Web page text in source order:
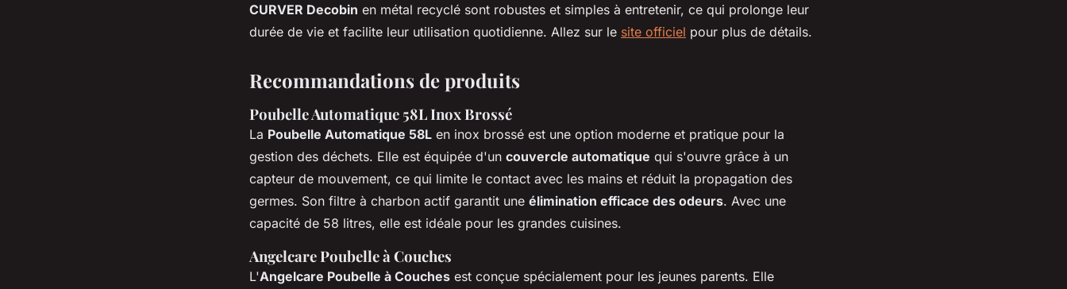
CURVER Decobin en métal recyclé sont robustes et simples à entretenir, ce qui prolonge leur
durée de vie et facilite leur utilisation quotidienne. Allez sur le site officiel pour plus de détails.
Recommandations de produits
Poubelle Automatique 58L Inox Brossé
La Poubelle Automatique 58L en inox brossé est une option moderne et pratique pour la
gestion des déchets. Elle est équipée d'un couvercle automatique qui s'ouvre grâce à un
capteur de mouvement, ce qui limite le contact avec les mains et réduit la propagation des
germes. Son filtre à charbon actif garantit une élimination efficace des odeurs. Avec une
capacité de 58 litres, elle est idéale pour les grandes cuisines.
Angelcare Poubelle à Couches
L'Angelcare Poubelle à Couches est conçue spécialement pour les jeunes parents. Elle